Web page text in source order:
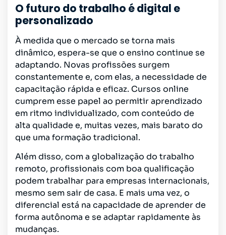
O futuro do trabalho é digital e
personalizado
À medida que o mercado se torna mais
dinâmico, espera-se que o ensino continue se
adaptando. Novas profissões surgem
constantemente e, com elas, a necessidade de
capacitação rápida e eficaz. Cursos online
cumprem esse papel ao permitir aprendizado
em ritmo individualizado, com conteúdo de
alta qualidade e, muitas vezes, mais barato do
que uma formação tradicional.
Além disso, com a globalização do trabalho
remoto, profissionais com boa qualificação
podem trabalhar para empresas internacionais,
mesmo sem sair de casa. E mais uma vez, o
diferencial está na capacidade de aprender de
forma autônoma e se adaptar rapidamente às
mudanças.